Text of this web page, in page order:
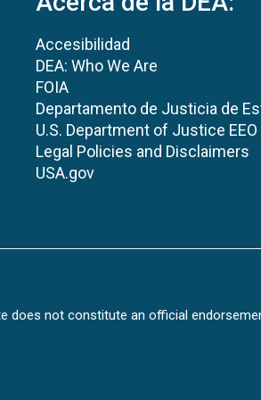
Accesibilidad
DEA: Who We Are
FOIA
Departamento de Justicia de
U.S. Department of Justice
Legal Policies and Disclaimers
USA.gov
does not constitute an official